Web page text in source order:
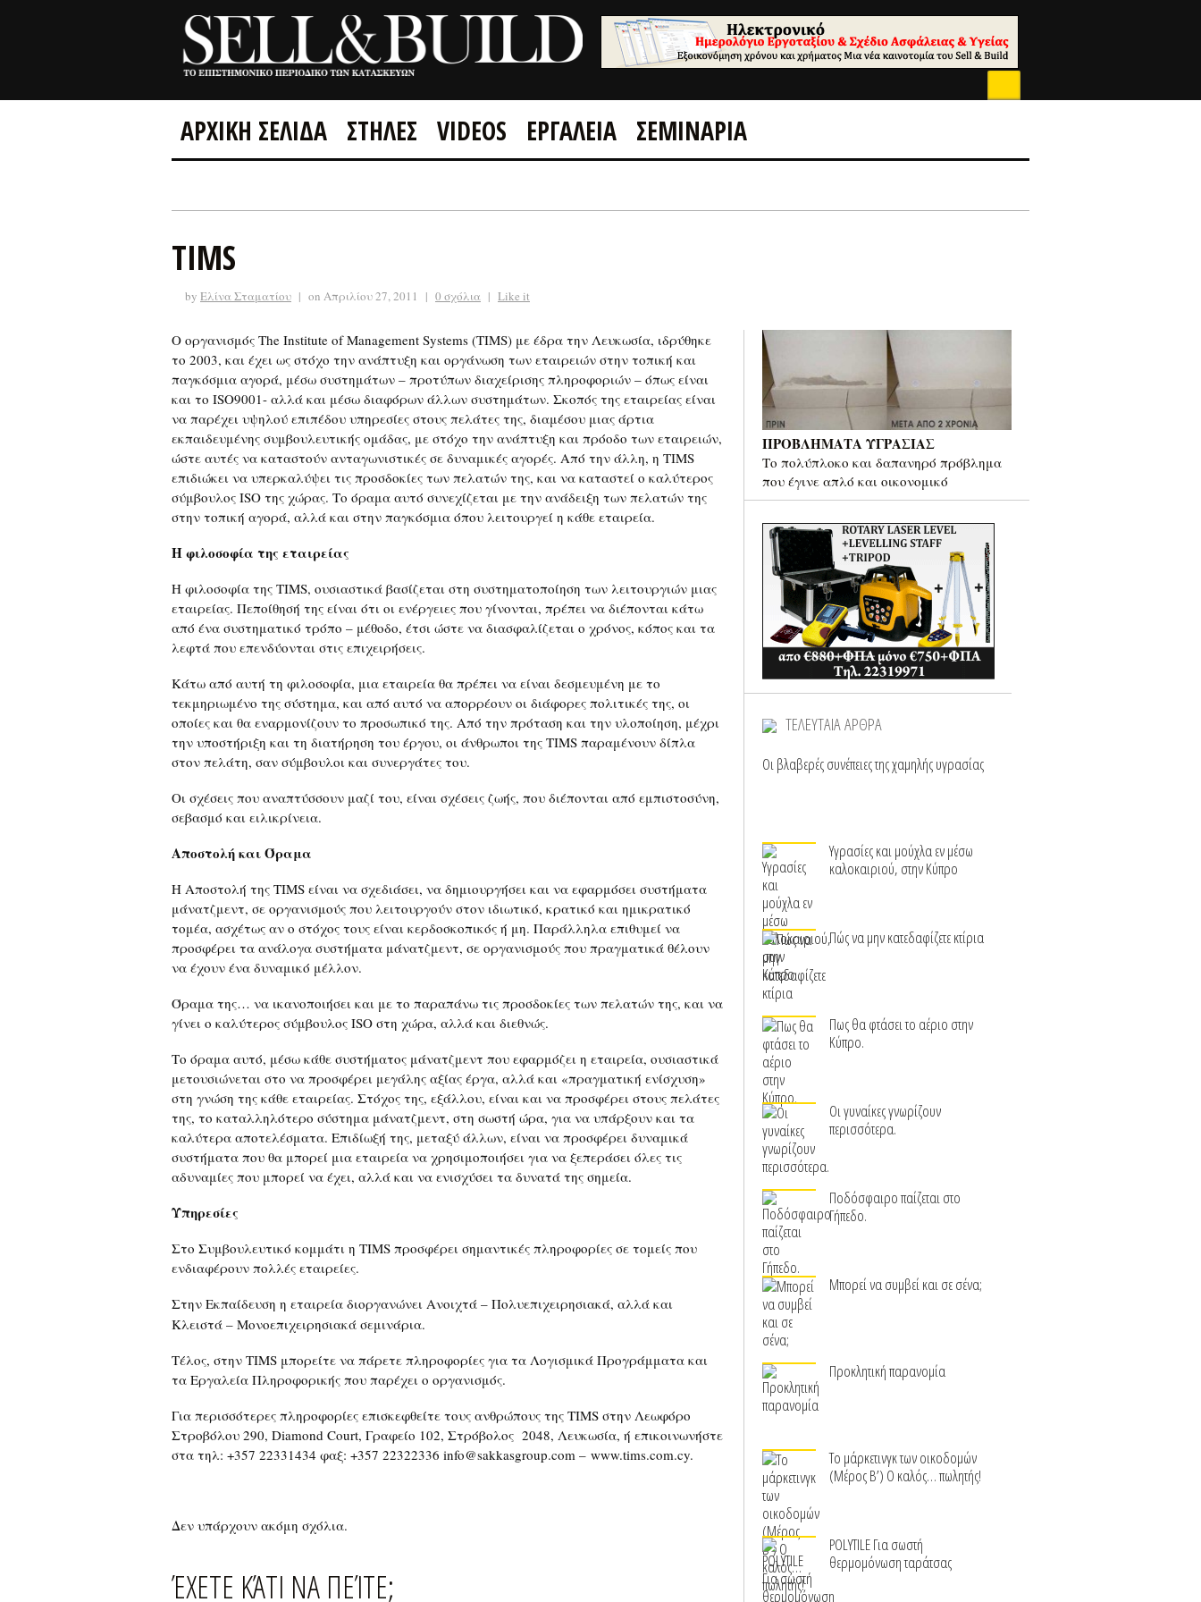
ΑΡΧΙΚΗ ΣΕΛΙΔΑ ΣΤΗΛΕΣ VIDEOS ΕΡΓΑΛΕΙΑ ΣΕΜΙΝΑΡΙΑ
TIMS
by Ελίνα Σταματίου | on Απριλίου 27, 2011 | 0 σχόλια | Like it
Ο οργανισμός The Institute of Management Systems (TIMS) με έδρα την Λευκωσία, ιδρύθηκε
το 2003, και έχει ως στόχο την ανάπτυξη και οργάνωση των εταιρειών στην τοπική και
παγκόσμια αγορά, μέσω συστημάτων – προτύπων διαχείρισης πληροφοριών – όπως είναι
και το ISO9001- αλλά και μέσω διαφόρων άλλων συστημάτων. Σκοπός της εταιρείας είναι
να παρέχει υψηλού επιπέδου υπηρεσίες στους πελάτες της, διαμέσου μιας άρτια
εκπαιδευμένης συμβουλευτικής ομάδας, με στόχο την ανάπτυξη και πρόοδο των εταιρειών,
ώστε αυτές να καταστούν ανταγωνιστικές σε δυναμικές αγορές. Από την άλλη, η TIMS
επιδιώκει να υπερκαλύψει τις προσδοκίες των πελατών της, και να καταστεί ο καλύτερος
σύμβουλος ISO της χώρας. Το όραμα αυτό συνεχίζεται με την ανάδειξη των πελατών της
στην τοπική αγορά, αλλά και στην παγκόσμια όπου λειτουργεί η κάθε εταιρεία.
Η φιλοσοφία της εταιρείας
Η φιλοσοφία της TIMS, ουσιαστικά βασίζεται στη συστηματοποίηση των λειτουργιών μιας
εταιρείας. Πεποίθησή της είναι ότι οι ενέργειες που γίνονται, πρέπει να διέπονται κάτω
από ένα συστηματικό τρόπο – μέθοδο, έτσι ώστε να διασφαλίζεται ο χρόνος, κόπος και τα
λεφτά που επενδύονται στις επιχειρήσεις.
Κάτω από αυτή τη φιλοσοφία, μια εταιρεία θα πρέπει να είναι δεσμευμένη με το
τεκμηριωμένο της σύστημα, και από αυτό να απορρέουν οι διάφορες πολιτικές της, οι
οποίες και θα εναρμονίζουν το προσωπικό της. Από την πρόταση και την υλοποίηση, μέχρι
την υποστήριξη και τη διατήρηση του έργου, οι άνθρωποι της TIMS παραμένουν δίπλα
στον πελάτη, σαν σύμβουλοι και συνεργάτες του.
Οι σχέσεις που αναπτύσσουν μαζί του, είναι σχέσεις ζωής, που διέπονται από εμπιστοσύνη,
σεβασμό και ειλικρίνεια.
Αποστολή και Όραμα
Η Αποστολή της TIMS είναι να σχεδιάσει, να δημιουργήσει και να εφαρμόσει συστήματα
μάνατζμεντ, σε οργανισμούς που λειτουργούν στον ιδιωτικό, κρατικό και ημικρατικό
τομέα, ασχέτως αν ο στόχος τους είναι κερδοσκοπικός ή μη. Παράλληλα επιθυμεί να
προσφέρει τα ανάλογα συστήματα μάνατζμεντ, σε οργανισμούς που πραγματικά θέλουν
να έχουν ένα δυναμικό μέλλον.
Όραμα της… να ικανοποιήσει και με το παραπάνω τις προσδοκίες των πελατών της, και να
γίνει ο καλύτερος σύμβουλος ISO στη χώρα, αλλά και διεθνώς.
Το όραμα αυτό, μέσω κάθε συστήματος μάνατζμεντ που εφαρμόζει η εταιρεία, ουσιαστικά
μετουσιώνεται στο να προσφέρει μεγάλης αξίας έργα, αλλά και «πραγματική ενίσχυση»
στη γνώση της κάθε εταιρείας. Στόχος της, εξάλλου, είναι και να προσφέρει στους πελάτες
της, το καταλληλότερο σύστημα μάνατζμεντ, στη σωστή ώρα, για να υπάρξουν και τα
καλύτερα αποτελέσματα. Επιδίωξή της, μεταξύ άλλων, είναι να προσφέρει δυναμικά
συστήματα που θα μπορεί μια εταιρεία να χρησιμοποιήσει για να ξεπεράσει όλες τις
αδυναμίες που μπορεί να έχει, αλλά και να ενισχύσει τα δυνατά της σημεία.
Υπηρεσίες
Στο Συμβουλευτικό κομμάτι η TIMS προσφέρει σημαντικές πληροφορίες σε τομείς που
ενδιαφέρουν πολλές εταιρείες.
Στην Εκπαίδευση η εταιρεία διοργανώνει Ανοιχτά – Πολυεπιχειρησιακά, αλλά και
Κλειστά – Μονοεπιχειρησιακά σεμινάρια.
Τέλος, στην TIMS μπορείτε να πάρετε πληροφορίες για τα Λογισμικά Προγράμματα και
τα Εργαλεία Πληροφορικής που παρέχει ο οργανισμός.
Για περισσότερες πληροφορίες επισκεφθείτε τους ανθρώπους της TIMS στην Λεωφόρο
Στροβόλου 290, Diamond Court, Γραφείο 102, Στρόβολος 2048, Λευκωσία, ή επικοινωνήστε
στα τηλ: +357 22331434 φαξ: +357 22322336 info@sakkasgroup.com – www.tims.com.cy.
Δεν υπάρχουν ακόμη σχόλια.
ΈΧΕΤΕ ΚΆΤΙ ΝΑ ΠΕΊΤΕ;
ΠΡΟΒΛΗΜΑΤΑ ΥΓΡΑΣΙΑΣ
Το πολύπλοκο και δαπανηρό πρόβλημα
που έγινε απλό και οικονομικό
ΤΕΛΕΥΤΑΙΑ ΑΡΘΡΑ
Οι βλαβερές συνέπειες της χαμηλής υγρασίας
Υγρασίες και μούχλα εν μέσω
καλοκαιριού, στην Κύπρο
Πώς να μην κατεδαφίζετε κτίρια
Πως θα φτάσει το αέριο στην
Κύπρο.
Οι γυναίκες γνωρίζουν
περισσότερα.
Ποδόσφαιρο παίζεται στο
Γήπεδο.
Μπορεί να συμβεί και σε σένα;
Προκλητική παρανομία
Το μάρκετινγκ των οικοδομών
(Μέρος Β’) Ο καλός… πωλητής!
POLYTILE Για σωστή
θερμομόνωση ταράτσας